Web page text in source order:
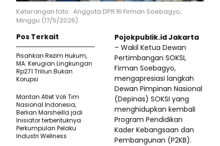
Keterangan foto : Anggota DPR RI Firman Soebagyo,
Minggu (17/5/2026)
Pojokpublik.id Jakarta
– Wakil Ketua Dewan
Pertimbangan SOKSI,
Firman Soebagyo,
mengapresiasi langkah
Dewan Pimpinan Nasional
(Depinas) SOKSI yang
menghidupkan kembali
Program Pendidikan
Kader Kebangsaan dan
Pembangunan (P2KB).
Pos Terkait
Pisahkan Rezim Hukum,
MA: Kerugian Lingkungan
Rp271 Triliun Bukan
Korupsi
Mantan Atlet Voli Tim
Nasional Indonesia,
Berlian Marsheilla jadi
Inisiator terbentuknya
Perkumpulan Pelaku
Industri Wellness